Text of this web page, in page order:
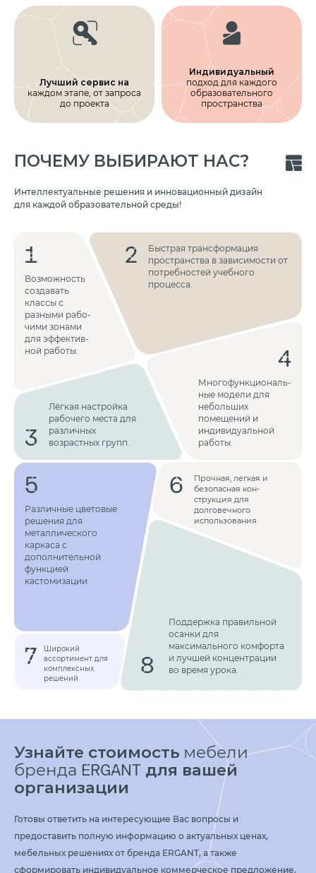
Лучший сервис на
каждом этапе, от запроса
до проекта
Индивидуальный
подход для каждого
образовательного
пространства
ПОЧЕМУ ВЫБИРАЮТ НАС?
Интеллектуальные решения и инновационный дизайн
для каждой образовательной среды!
1
Возможность
создавать
классы с
разными рабо­
чими зонами
для эффектив­
ной работы.
2
Быстрая трансформация
пространства в зависимости от
потребностей учебного
процесса.
3
Лёгкая настройка
рабочего места для
различных
возрастных групп.
4
Многофункциональ­
ные модели для
небольших
помещений и
индивиду­альной
работы.
5
Различные цветовые
решения для
металлического
каркаса с
дополнительной
функцией
кастомизации.
6
Прочная, легкая и
безопасная кон­
струкция для
долговечного
использования
7
Широкий
ассортимент для
комплексных
решений
8
Поддержка правильной
осанки для
максимального комфорта
и лучшей концентрации
во время урока.
Узнайте стоимость мебели
бренда ERGANT для вашей
организации
Готовы ответить на интересующие Вас вопросы и
предоставить полную информацию о актуальных ценах,
мебельных решениях от бренда ERGANT, а также
сформировать индивидуальное коммерческое предложение.